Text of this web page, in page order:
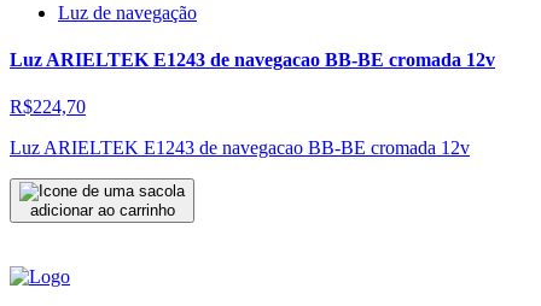
Luz de navegação
Luz ARIELTEK E1243 de navegacao BB-BE cromada 12v
R$224,70
Luz ARIELTEK E1243 de navegacao BB-BE cromada 12v
adicionar ao carrinho